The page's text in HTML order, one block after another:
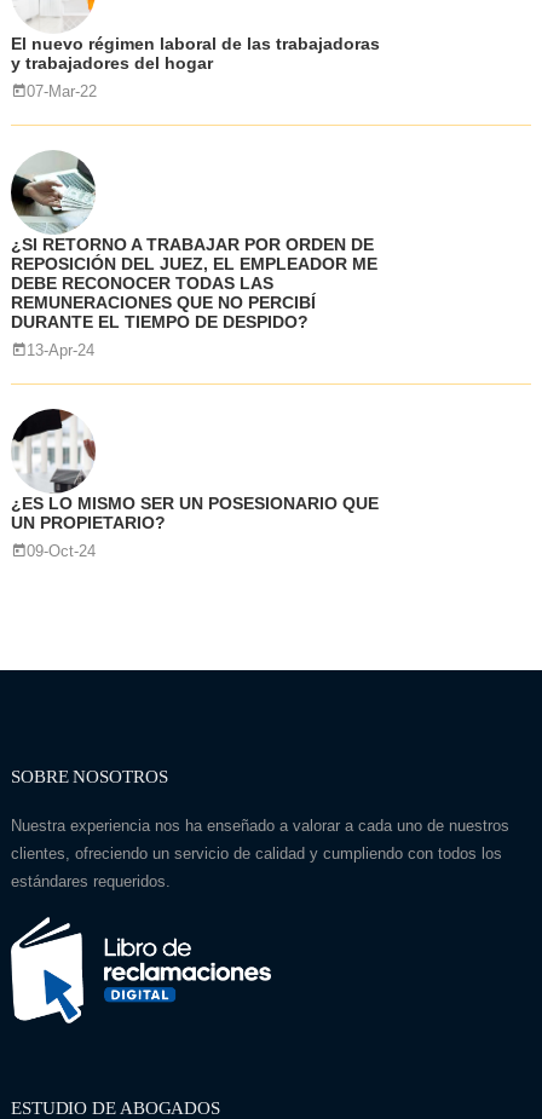
El nuevo régimen laboral de las trabajadoras
y trabajadores del hogar
07-Mar-22
¿SI RETORNO A TRABAJAR POR ORDEN DE
REPOSICIÓN DEL JUEZ, EL EMPLEADOR ME
DEBE RECONOCER TODAS LAS
REMUNERACIONES QUE NO PERCIBÍ
DURANTE EL TIEMPO DE DESPIDO?
13-Apr-24
¿ES LO MISMO SER UN POSESIONARIO QUE
UN PROPIETARIO?
09-Oct-24
SOBRE NOSOTROS
Nuestra experiencia nos ha enseñado a valorar a cada uno de nuestros
clientes, ofreciendo un servicio de calidad y cumpliendo con todos los
estándares requeridos.
ESTUDIO DE ABOGADOS